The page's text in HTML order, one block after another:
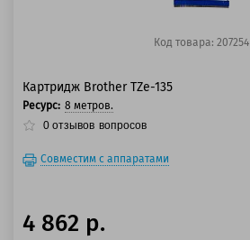
Код товара: 207254
Картридж Brother TZe-135
Ресурс: 8 метров.
0 отзывов вопросов
Совместим с аппаратами
4 862 р.